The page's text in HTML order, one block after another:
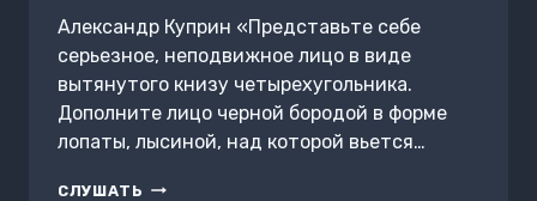
Александр Куприн «Представьте себе
серьезное, неподвижное лицо в виде
вытянутого книзу четырехугольника.
Дополните лицо черной бородой в форме
лопаты, лысиной, над которой вьется…
СЛУШАТЬ ЛОКОН